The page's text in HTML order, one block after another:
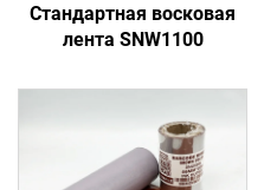
Стандартная восковая
лента SNW1100